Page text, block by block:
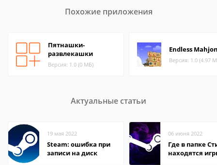
Похожие приложения
Пятнашки-
развлекашки
Версия: 1.0 (0 МБ)
Endless
Версия: 1.0 (4.97
Актуальные статьи
19 мая 2022
Steam: ошибка при
записи на диск
06 июня 2022
Где в папке
находятся